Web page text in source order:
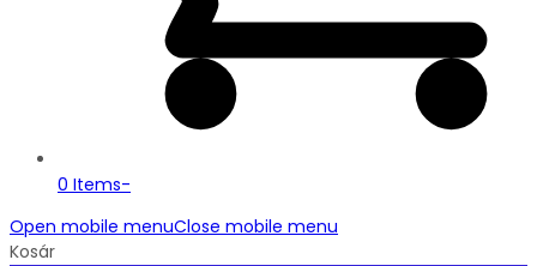
0 Items-
Open mobile menuClose mobile menu
Kosár